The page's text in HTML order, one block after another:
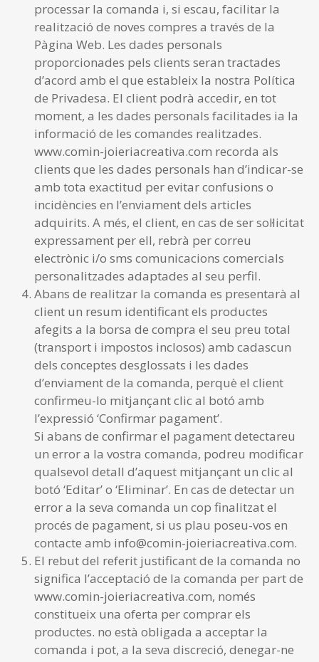
processar la comanda i, si escau, facilitar la
realització de noves compres a través de la
Pàgina Web. Les dades personals
proporcionades pels clients seran tractades
d’acord amb el que estableix la nostra Política
de Privadesa. El client podrà accedir, en tot
moment, a les dades personals facilitades ia la
informació de les comandes realitzades.
www.comin-joieriacreativa.com recorda als
clients que les dades personals han d’indicar-se
amb tota exactitud per evitar confusions o
incidències en l’enviament dels articles
adquirits. A més, el client, en cas de ser sol·licitat
expressament per ell, rebrà per correu
electrònic i/o sms comunicacions comercials
personalitzades adaptades al seu perfil.
Abans de realitzar la comanda es presentarà al
client un resum identificant els productes
afegits a la borsa de compra el seu preu total
(transport i impostos inclosos) amb cadascun
dels conceptes desglossats i les dades
d’enviament de la comanda, perquè el client
confirmeu-lo mitjançant clic al botó amb
l’expressió ‘Confirmar pagament’.
Si abans de confirmar el pagament detectareu
un error a la vostra comanda, podreu modificar
qualsevol detall d’aquest mitjançant un clic al
botó ‘Editar’ o ‘Eliminar’. En cas de detectar un
error a la seva comanda un cop finalitzat el
procés de pagament, si us plau poseu-vos en
contacte amb info@comin-joieriacreativa.com.
El rebut del referit justificant de la comanda no
significa l’acceptació de la comanda per part de
www.comin-joieriacreativa.com, només
constitueix una oferta per comprar els
productes. no està obligada a acceptar la
comanda i pot, a la seva discreció, denegar-ne